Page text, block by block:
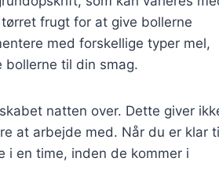
frugt for at give bollerne
med forskellige typer mel,
bollerne til din smag.
natten over. Dette giver
at arbejde med. Når du er klar
en time, inden de kommer i